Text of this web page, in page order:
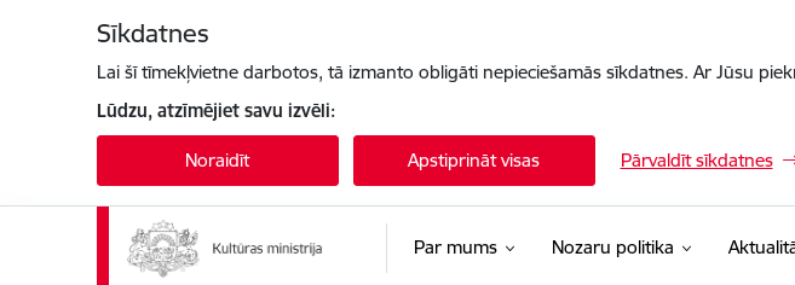
Sīkdatnes
Lai šī tīmekļvietne darbotos, tā izmanto obligāti nepieciešamās sīkdatnes. Ar Jūsu
Lūdzu, atzīmējiet savu izvēli:
Noraidīt Apstiprināt visas Pārvaldīt sīkdatnes
Par mums Nozaru politika